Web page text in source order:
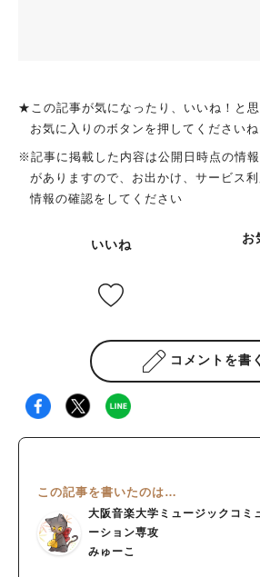
★この記事が気になったり、いいね！と
お気に入りのボタンを押してくださいね
※記事に掲載した内容は公開日時点の情
がありますので、お出かけ、サービス
情報の確認をしてください
いいね お
コメントを書く
この記事を書いたのは…
大阪音楽大学ミュージックコミ
ーション専攻
みゅーこ